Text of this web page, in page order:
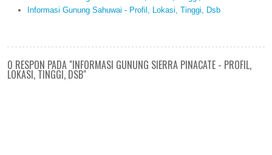
Informasi Gunung Sahuwai - Profil, Lokasi, Tinggi, Dsb
0 RESPON PADA "INFORMASI GUNUNG SIERRA PINACATE - PROFIL,
LOKASI, TINGGI, DSB"